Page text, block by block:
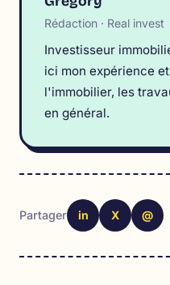
Rédaction · Real invest
Investisseur
ici mon expérience
l'immobilier, les
en général.
Partager in X @